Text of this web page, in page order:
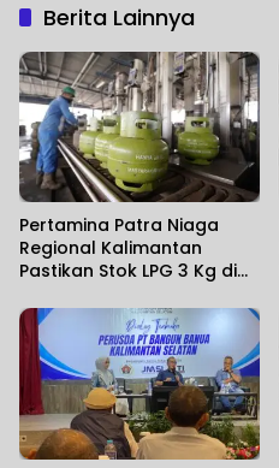
Berita Lainnya
Pertamina Patra Niaga
Regional Kalimantan
Pastikan Stok LPG 3 Kg di